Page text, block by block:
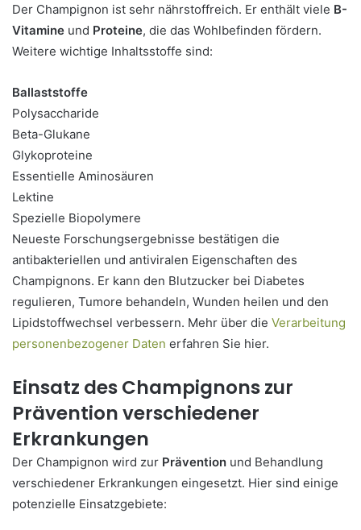
Der Champignon ist sehr nährstoffreich. Er enthält viele B-
Vitamine und Proteine, die das Wohlbefinden fördern.
Weitere wichtige Inhaltsstoffe sind:
Ballaststoffe
Polysaccharide
Beta-Glukane
Glykoproteine
Essentielle Aminosäuren
Lektine
Spezielle Biopolymere
Neueste Forschungsergebnisse bestätigen die
antibakteriellen und antiviralen Eigenschaften des
Champignons. Er kann den Blutzucker bei Diabetes
regulieren, Tumore behandeln, Wunden heilen und den
Lipidstoffwechsel verbessern. Mehr über die Verarbeitung
personenbezogener Daten erfahren Sie hier.
Einsatz des Champignons zur
Prävention verschiedener
Erkrankungen
Der Champignon wird zur Prävention und Behandlung
verschiedener Erkrankungen eingesetzt. Hier sind einige
potenzielle Einsatzgebiete: